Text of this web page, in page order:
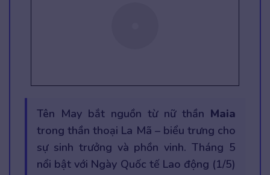
Tên May bắt nguồn từ nữ thần Maia
trong thần thoại La Mã – biểu trưng cho
sự sinh trưởng và phồn vinh. Tháng 5
nổi bật với Ngày Quốc tế Lao động (1/5)